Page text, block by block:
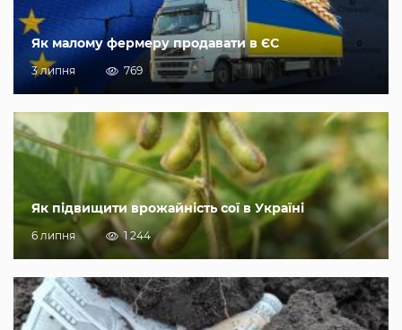
Як малому фермеру продавати в ЄС
3 липня 769
Як підвищити врожайність сої в Україні
6 липня 1 244